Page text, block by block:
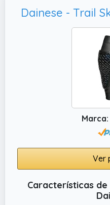
✔️ NEO XPRO: Nos
ofrecer productos
Innovamos
nuestros diseños y
✔️ MATERIAL DE ALTA
Fabricada con
duraderos, asegura
y fresca durante
evita la irritación de
codo seco en
Ver
Características de